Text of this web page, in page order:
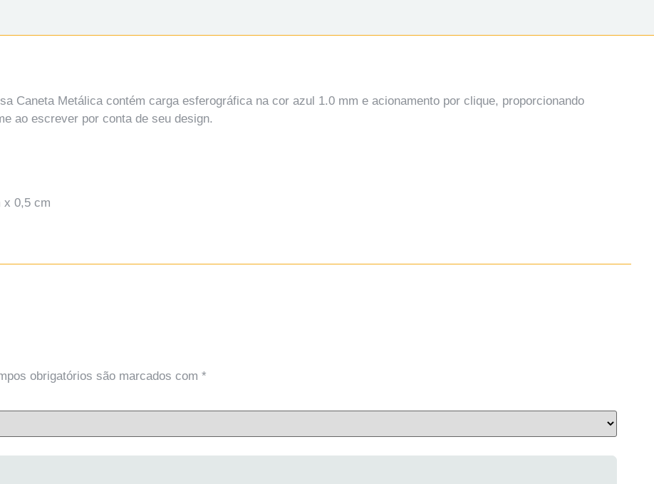
Caneta Metálica contém carga esferográfica na cor azul 1.0 mm e acionamento por clique, proporcionando
ao escrever por conta de seu design.
x 0,5 cm
obrigatórios são marcados com *